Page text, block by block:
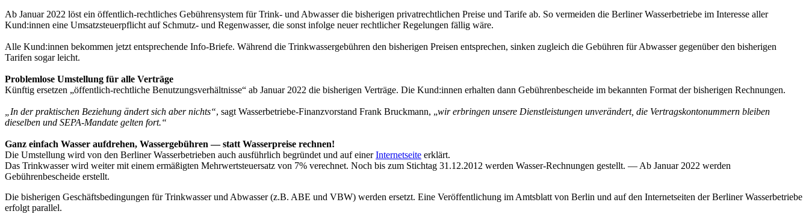
Ab Januar 2022 löst ein öffentlich-rechtliches Gebührensystem für Trink- und Abwasser die bisherigen privatrechtlichen Preise und Tarife ab. So vermeiden die Berliner Wasserbetriebe im Interesse aller
Kund:innen eine Umsatzsteuerpflicht auf Schmutz- und Regenwasser, die sonst infolge neuer rechtlicher Regelungen fällig wäre.
Alle Kund:innen bekommen jetzt entsprechende Info-Briefe. Während die Trinkwassergebühren den bisherigen Preisen entsprechen, sinken zugleich die Gebühren für Abwasser gegenüber den bisherigen
Tarifen sogar leicht.
Problemlose Umstellung für alle Verträge
Künftig ersetzen „öffentlich-rechtliche Benutzungsverhältnisse“ ab Januar 2022 die bisherigen Verträge. Die Kund:innen erhalten dann Gebührenbescheide im bekannten Format der bisherigen Rechnungen.
„In der praktischen Beziehung ändert sich aber nichts“, sagt Wasserbetriebe-Finanzvorstand Frank Bruckmann, „wir erbringen unsere Dienstleistungen unverändert, die Vertragskontonummern bleiben
dieselben und SEPA-Mandate gelten fort.“
Ganz einfach Wasser aufdrehen, Wassergebühren — statt Wasserpreise rechnen!
Die Umstellung wird von den Berliner Wasserbetrieben auch ausführlich begründet und auf einerInternetseite erklärt.
Das Trinkwasser wird weiter mit einem ermäßigten Mehrwertsteuersatz von 7% verechnet. Noch bis zum Stichtag 31.12.2012 werden Wasser-Rechnungen gestellt. — Ab Januar 2022 werden
Gebührenbescheide erstellt.
Die bisherigen Geschäftsbedingungen für Trinkwasser und Abwasser (z.B. ABE und VBW) werden ersetzt. Eine Veröffentlichung im Amtsblatt von Berlin und auf den Internetseiten der Berliner Wasserbetriebe
erfolgt parallel.